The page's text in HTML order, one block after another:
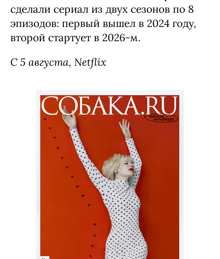
сделали сериал из двух сезонов по 8
эпизодов: первый вышел в 2024 году,
второй стартует в 2026-м.
С 5 августа, Netflix